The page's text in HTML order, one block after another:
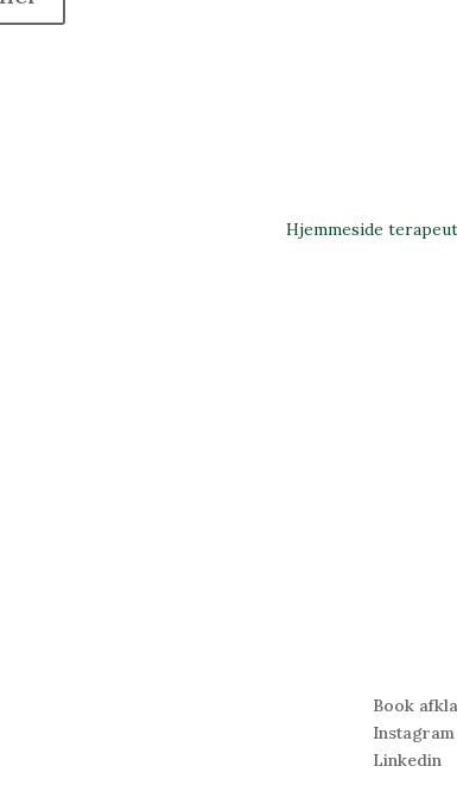
Hjemmeside
Book
Instagram
Linkedin